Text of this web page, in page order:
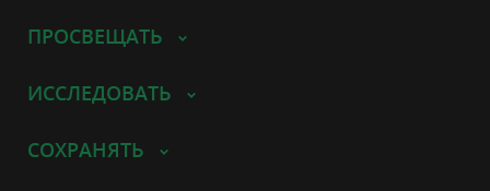
ПРОСВЕЩАТЬ
ИССЛЕДОВАТЬ
СОХРАНЯТЬ